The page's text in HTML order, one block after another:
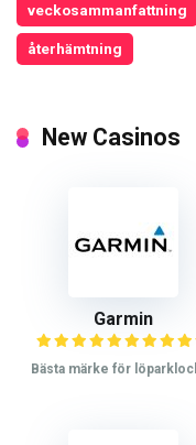
veckosammanfattning
återhämtning
New Casinos
Garmin
Bästa märke för